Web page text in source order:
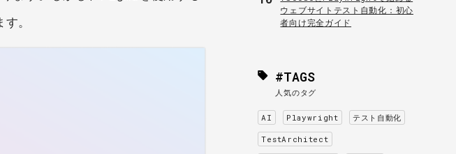
。
ウェブサイトテスト自動化：初心
者向け完全ガイド
#TAGS
人気のタグ
AI Playwright テスト自動化
TestArchitect